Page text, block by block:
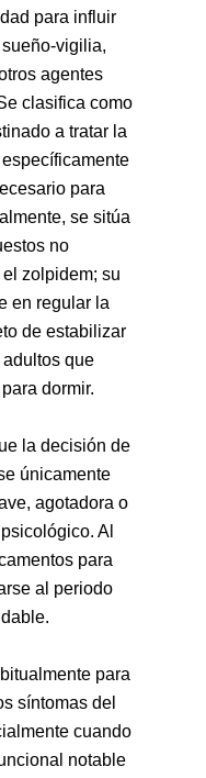
para influir
vigilia,
agentes
clasifica como
a tratar la
para
se sitúa
no
zolpidem; su
en regular la
de estabilizar
que
dormir.
la decisión de
únicamente
agotadora o
Al
para
al periodo
para
síntomas del
cuando
notable